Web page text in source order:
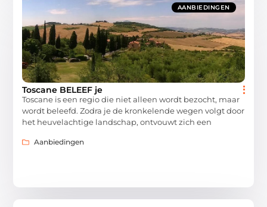
AANBIEDINGEN
Toscane BELEEF je
Toscane is een regio die niet alleen wordt bezocht, maar
wordt beleefd. Zodra je de kronkelende wegen volgt door
het heuvelachtige landschap, ontvouwt zich een
Aanbiedingen